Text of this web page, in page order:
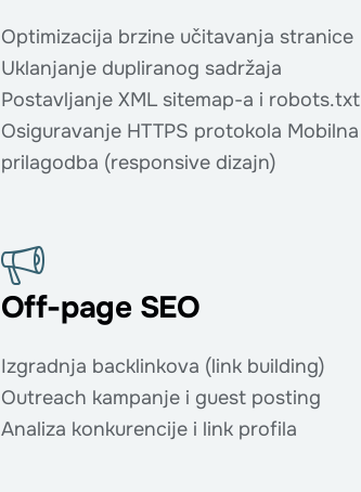
Optimizacija brzine učitavanja stranice
Uklanjanje dupliranog sadržaja
Postavljanje XML sitemap-a i robots.txt
Osiguravanje HTTPS protokola Mobilna
prilagodba (responsive dizajn)
Off-page SEO
Izgradnja backlinkova (link building)
Outreach kampanje i guest posting
Analiza konkurencije i link profila